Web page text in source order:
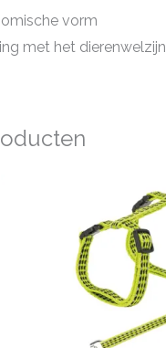
vorm
met het dierenwelzijn